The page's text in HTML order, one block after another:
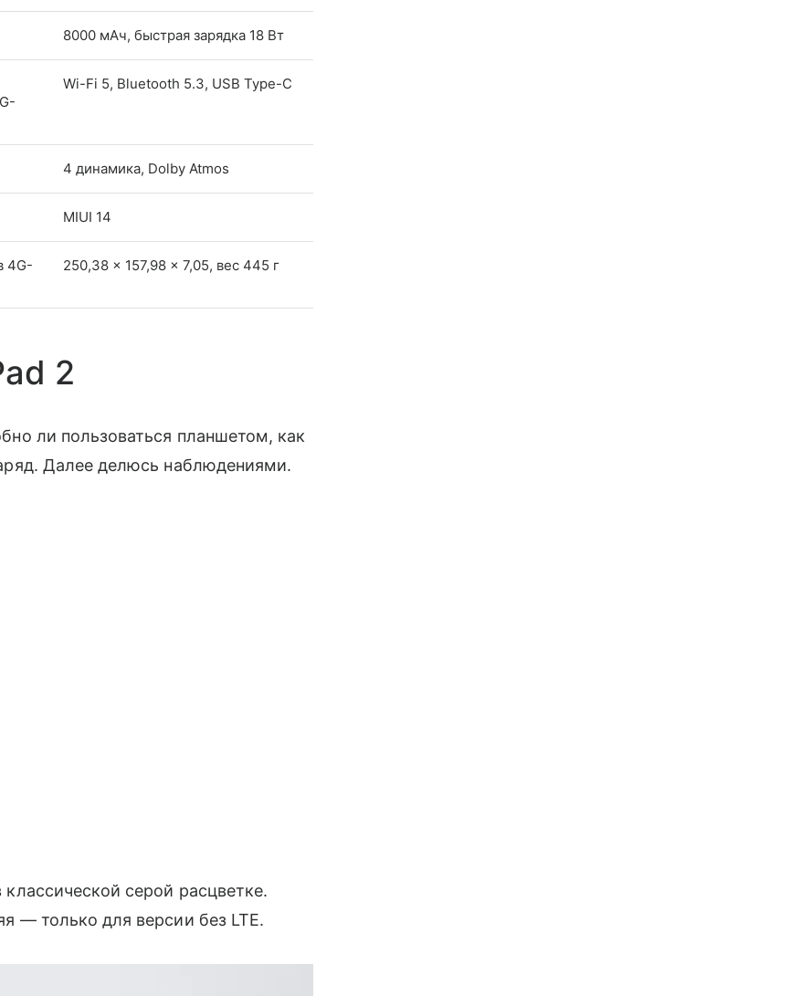
8000 мАч, быстрая зарядка 18 Вт
Wi-Fi 5, Bluetooth 5.3, USB Type-C
4 динамика, Dolby Atmos
MIUI 14
4G-
250,38 × 157,98 × 7,05, вес 445 г
2
ли пользоваться планшетом, как
Далее делюсь наблюдениями.
серой расцветке.
— только для версии без LTE.